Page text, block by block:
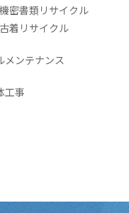
機密書類リサイクル
古着リサイクル
メンテナンス
工事